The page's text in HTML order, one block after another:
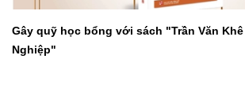
Gây quỹ học bổng với sách "Trần Văn Khê
Nghiệp"